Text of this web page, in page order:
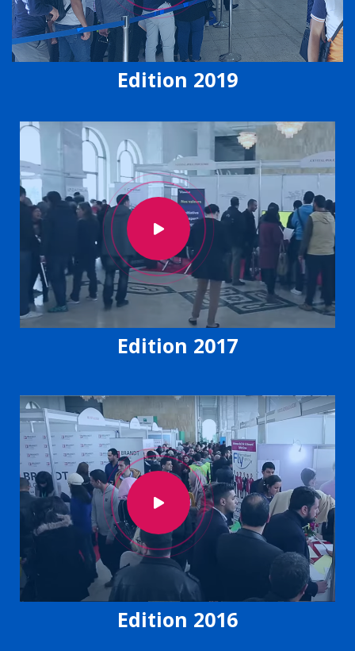
Edition 2019
Edition 2017
Edition 2016